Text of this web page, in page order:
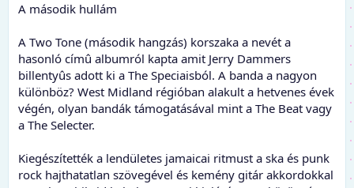
A második hullám
A Two Tone (második hangzás) korszaka a nevét a
hasonló címû albumról kapta amit Jerry Dammers
billentyûs adott ki a The Speciaisból. A banda a nagyon
különböz? West Midland régióban alakult a hetvenes évek
végén, olyan bandák támogatásával mint a The Beat vagy
a The Selecter.
Kiegészítették a lendületes jamaicai ritmust a ska és punk
rock hajthatatlan szövegével és kemény gitár akkordokkal